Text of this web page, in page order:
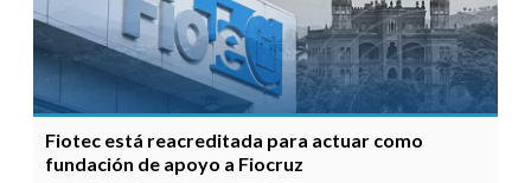
Fiotec está reacreditada para actuar como
fundación de apoyo a Fiocruz